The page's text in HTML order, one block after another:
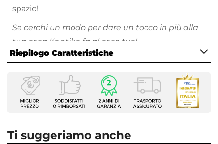
spazio!
Se cerchi un modo per dare un tocco in più alla
tua casa Kantiko fa al caso tuo!
Scopri la collezione di complementi d’arredo con
cui completare il tuo soggiorno sul nostro
vasto
catalogo online
: troverai proposte per tutte le
necessità, stili di arredamento e prezzo!
Riepilogo Caratteristiche
Caratteristiche
Tipologia
Mensola
Ti suggeriamo anche